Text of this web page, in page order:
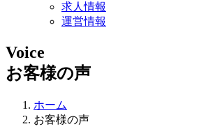
求人情報
運営情報
Voice
お客様の声
ホーム
お客様の声